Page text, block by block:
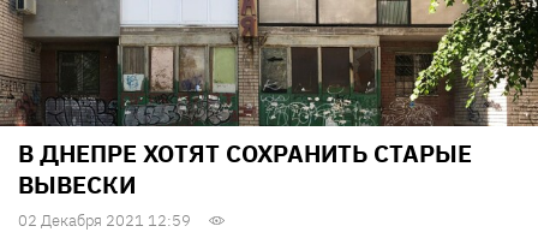
В ДНЕПРЕ ХОТЯТ СОХРАНИТЬ СТАРЫЕ
ВЫВЕСКИ
02 Декабря 2021 12:59